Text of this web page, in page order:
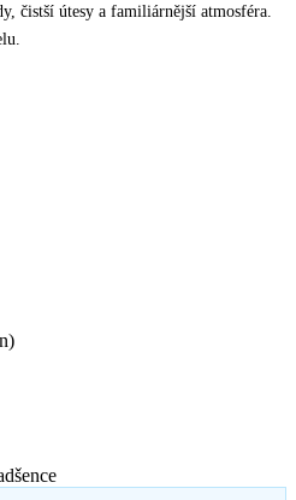
čistší útesy a familiárnější atmosféra.